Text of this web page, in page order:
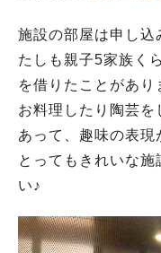
施設の部屋は申し込
たしも親子5家族く
を借りたことがあり
お料理したり陶芸を
あって、趣味の表現
とってもきれいな施
い♪